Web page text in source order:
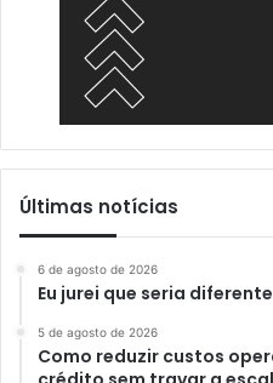
Últimas notícias
6 de agosto de 2026
Eu jurei que seria
5 de agosto de 2026
Como reduzir custos